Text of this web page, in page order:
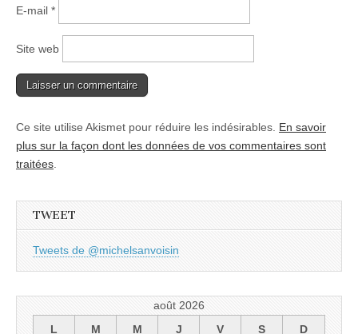
E-mail *
Site web
Ce site utilise Akismet pour réduire les indésirables. En savoir
plus sur la façon dont les données de vos commentaires sont
traitées
TWEET
Tweets de @michelsanvoisin
août 2026
L
M M J V S D